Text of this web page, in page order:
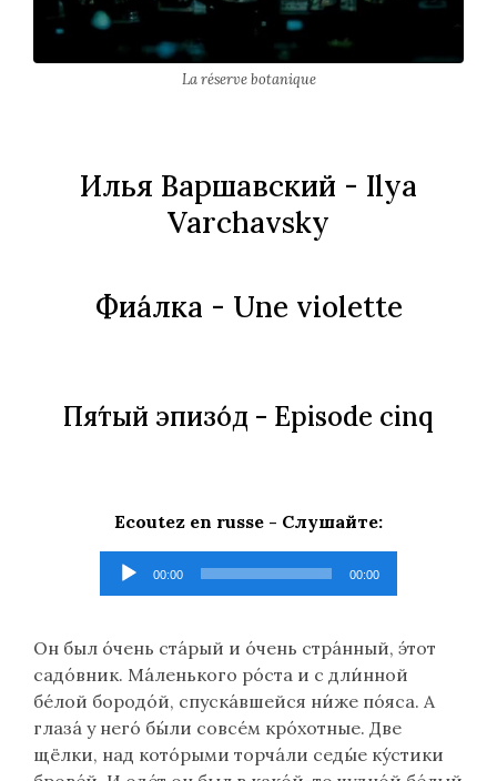
La réserve botanique
Илья Варшавский - Ilya
Varchavsky
Фиа́лка - Une violette
Пя́тый эпизо́д - Еpisode cinq
Ecoutez en russe - Слушайте:
Lecteur00:00 00:00
Он был о́чень ста́рый и о́чень стра́нный, э́тот
садо́вник. Ма́ленького ро́ста и с дли́нной
бе́лой бородо́й, спуска́вшейся ни́же по́яса. А
глаза́ у него́ бы́ли совсе́м кро́хотные. Две
щёлки, над кото́рыми торча́ли седы́е ку́стики